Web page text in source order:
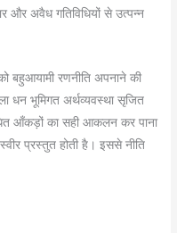
और अवैध गतिविधियों से उत्पन्न
बहुआयामी रणनीति अपनाने की
धन भूमिगत अर्थव्यवस्था सृजित
आँकड़ों का सही आकलन कर पाना
प्रस्तुत होती है। इससे नीति